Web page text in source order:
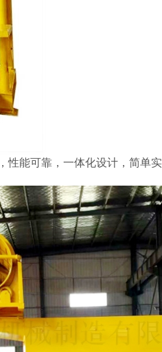
性能可靠，一体化设计，简单